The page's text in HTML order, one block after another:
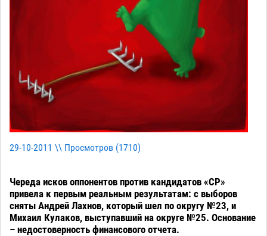
29-10-2011 \\ Просмотров (1710)
Череда исков оппонентов против кандидатов «СР»
привела к первым реальным результатам: с выборов
сняты Андрей Лахнов, который шел по округу №23, и
Михаил Кулаков, выступавший на округе №25. Основание
– недостоверность финансового отчета.